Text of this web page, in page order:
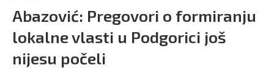
Abazović: Pregovori o formiranju
lokalne vlasti u Podgorici još
nijesu počeli